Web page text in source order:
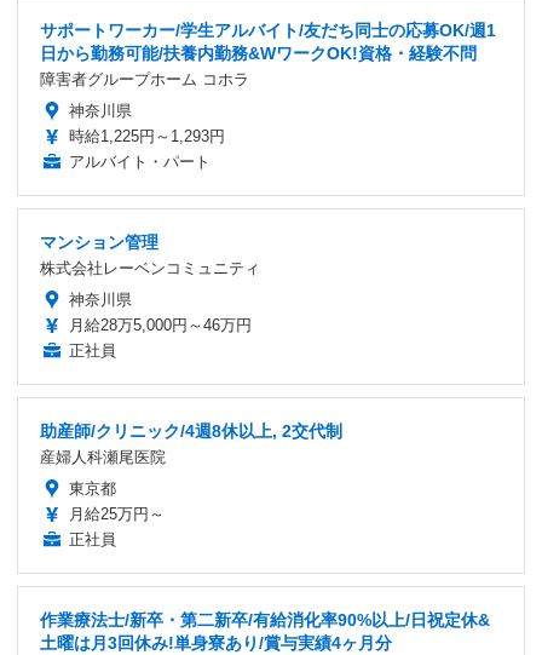
サポートワーカー/学生アルバイト/友だち同士の応募OK/週1
日から勤務可能/扶養内勤務&WワークOK!資格・経験不問
障害者グループホーム コホラ
神奈川県
時給1,225円～1,293円
アルバイト・パート
マンション管理
株式会社レーベンコミュニティ
神奈川県
月給28万5,000円～46万円
正社員
助産師/クリニック/4週8休以上, 2交代制
産婦人科瀬尾医院
東京都
月給25万円～
正社員
作業療法士/新卒・第二新卒/有給消化率90%以上/日祝定休&
土曜は月3回休み!単身寮あり/賞与実績4ヶ月分